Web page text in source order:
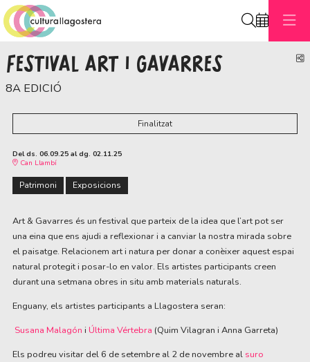
FESTIVAL ART I GAVARRES
8A EDICIÓ
Finalitzat
Del ds. 06.09.25 al dg. 02.11.25
Can Llambí
Patrimoni Exposicions
Art & Gavarres és un festival que parteix de la idea que l’art pot ser
una eina que ens ajudi a reflexionar i a canviar la nostra mirada sobre
el paisatge. Relacionem art i natura per donar a conèixer aquest espai
natural protegit i posar-lo en valor. Els artistes participants creen
durant una setmana obres in situ amb materials naturals.
Enguany, els artistes participants a Llagostera seran:
Susana Malagón i Última Vértebra (Quim Vilagran i Anna Garreta)
Els podreu visitar del 6 de setembre al 2 de novembre al suro